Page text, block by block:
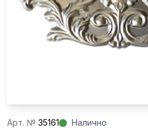
Aрт. № 35161 Налично